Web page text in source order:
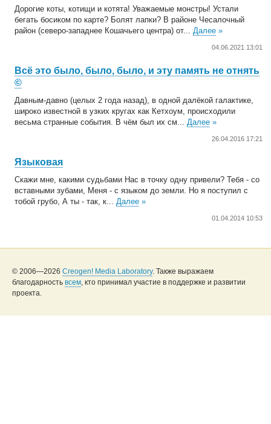
Дорогие коты, котищи и котята! Уважаемые монстры! Устали
бегать босиком по карте? Болят лапки? В районе Чесалочный
район (северо-западнее Кошачьего центра) от...Далее »
04.06.2021 13:01
Всё это было, было, было, и эту память не отнять
©
Давным-давно (целых 2 года назад), в одной далёкой галактике,
широко известной в узких кругах как Кетхоум, происходили
весьма странные события. В чём был их см...Далее »
26.04.2016 17:21
Языковая
Скажи мне, какими судьбами Нас в точку одну привели? Тебя - со
вставными зубами, Меня - с языком до земли. Но я поступил с
тобой грубо, А ты - так, к...Далее »
01.04.2014 10:53
© 2006—2026 Creogen! Media Laboratory. Также выражаем
благодарность всем, кто принимал участие в поддержке и развитии
проекта.